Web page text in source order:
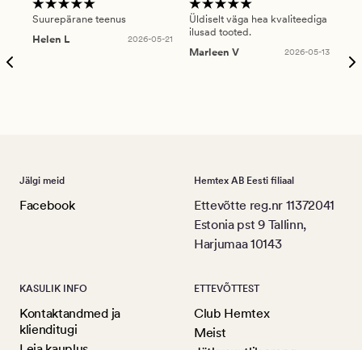
Suurepärane teenus
Helen L
2026-05-21
Üldiselt väga hea kvaliteediga
ilusad tooted.
Marleen V
2026-05-13
Jälgi meid
Facebook
Hemtex AB Eesti filiaal
Ettevõtte reg.nr 11372041
Estonia pst 9 Tallinn,
Harjumaa 10143
KASULIK INFO
Kontaktandmed ja
klienditugi
ETTEVÕTTEST
Club Hemtex
Meist